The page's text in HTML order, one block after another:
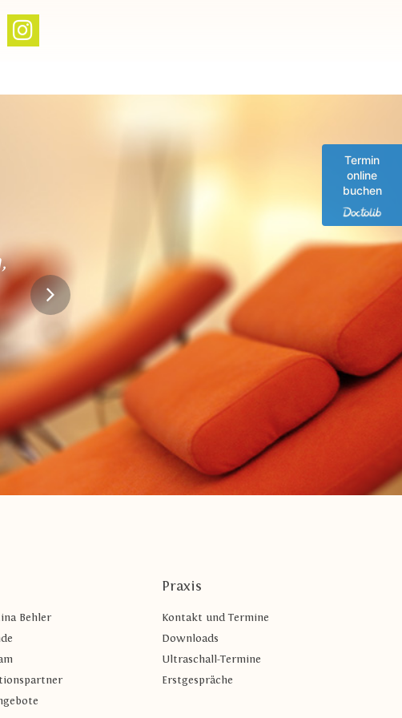
»Wir haben uns in guten Händen
Professionalität auch eine sehr
Praxis besteht. Wenn wir ein zweites
definitiv wieder mit
Patientin
Behler
Praxis
Kontakt und Termine
Downloads
Ultraschall-Termine
Erstgespräche
Termin
online
buchen